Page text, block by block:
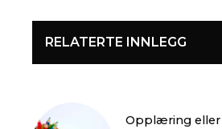
RELATERTE INNLEGG
Opplæring